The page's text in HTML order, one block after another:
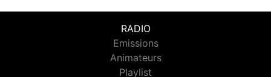
RADIO
Emissions
Animateurs
Playlist